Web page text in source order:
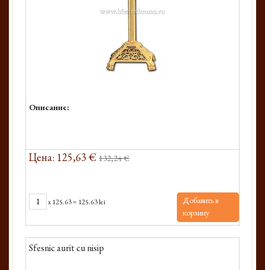
Описание:
Цена: 125,63 € 132,24 €
x125.63= 125.63 lei
Добавить в
корзину
Sfesnic aurit cu nisip